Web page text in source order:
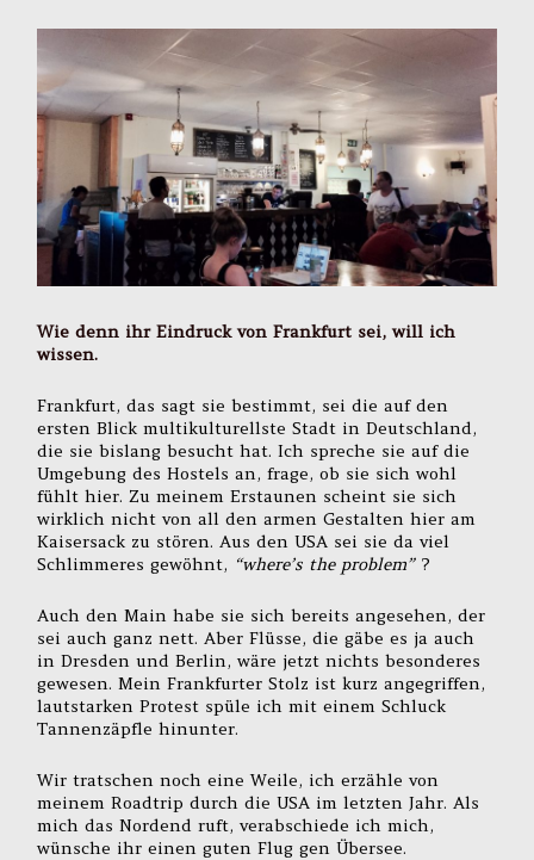
Wie denn ihr Eindruck von Frankfurt sei, will ich
wissen.
Frankfurt, das sagt sie bestimmt, sei die auf den
ersten Blick multikulturellste Stadt in Deutschland,
die sie bislang besucht hat. Ich spreche sie auf die
Umgebung des Hostels an, frage, ob sie sich wohl
fühlt hier. Zu meinem Erstaunen scheint sie sich
wirklich nicht von all den armen Gestalten hier am
Kaisersack zu stören. Aus den USA sei sie da viel
Schlimmeres gewöhnt, “where’s the problem” ?
Auch den Main habe sie sich bereits angesehen, der
sei auch ganz nett. Aber Flüsse, die gäbe es ja auch
in Dresden und Berlin, wäre jetzt nichts besonderes
gewesen. Mein Frankfurter Stolz ist kurz angegriffen,
lautstarken Protest spüle ich mit einem Schluck
Tannenzäpfle hinunter.
Wir tratschen noch eine Weile, ich erzähle von
meinem Roadtrip durch die USA im letzten Jahr. Als
mich das Nordend ruft, verabschiede ich mich,
wünsche ihr einen guten Flug gen Übersee.